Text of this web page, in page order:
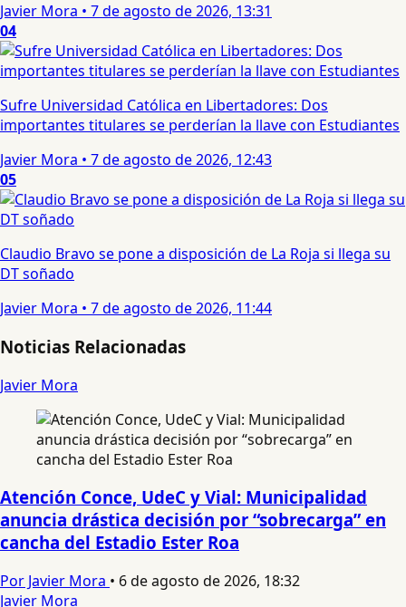
Javier Mora • 7 de agosto de 2026, 13:31
04
Sufre Universidad Católica en Libertadores: Dos
importantes titulares se perderían la llave con Estudiantes
Javier Mora • 7 de agosto de 2026, 12:43
05
Claudio Bravo se pone a disposición de La Roja si llega su
DT soñado
Javier Mora • 7 de agosto de 2026, 11:44
Noticias Relacionadas
Javier Mora
Atención Conce, UdeC y Vial: Municipalidad
anuncia drástica decisión por “sobrecarga” en
cancha del Estadio Ester Roa
Por Javier Mora • 6 de agosto de 2026, 18:32
Javier Mora